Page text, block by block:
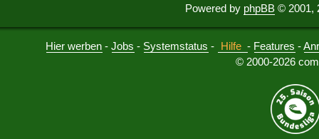
Powered by phpBB © 2001,
Hier werben -Jobs - Systemstatus - Hilfe - Features -
© 2000-2026